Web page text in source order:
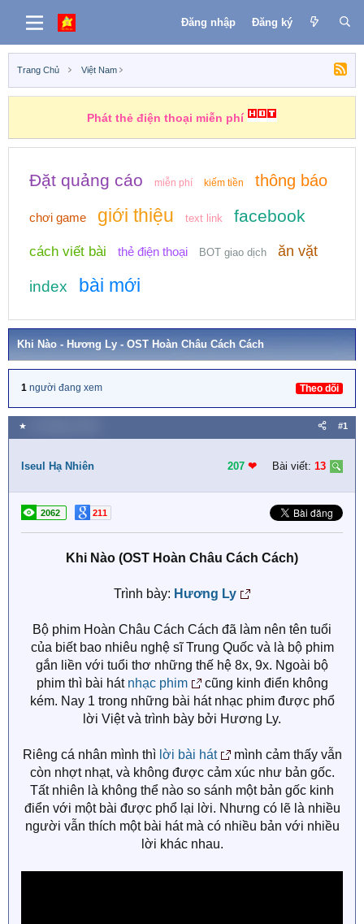
Đăng nhập Đăng ký
Trang Chủ Việt Nam
Phát thẻ điện thoại miễn phí
Đặt quảng cáo miễn phí kiếm tiền thông báo
chơi game giới thiệu text link facebook
cách viết bài thẻ điện thoại BOT giao dịch ăn vặt
index bài mới
Khi Nào - Hương Ly - OST Hoàn Châu Cách Cách
1 người đang xem Theo dõi
★ #1
Iseul Hạ Nhiên 207 ❤︎ Bài viết: 13
2062 211
Khi Nào (OST Hoàn Châu Cách Cách)
Trình bày: Hương Ly
Bộ phim Hoàn Châu Cách Cách đã làm nên tên tuổi
của biết bao nhiêu nghệ sĩ Trung Quốc và là bộ phim
gắn liền với tuổi thơ những thế hệ 8x, 9x. Ngoài bộ
phim thì bài hát nhạc phim
cũng kinh điển không
kém. Nay 1 trong những bài hát nhạc phim được phổ
lời Việt và trình bày bởi Hương Ly.
Riêng cá nhân mình thì lời bài hát
mình cảm thấy vẫn
còn nhợt nhạt, và không được cảm xúc như bản gốc.
Tất nhiên là không thể nào so sánh một bản gốc kinh
điển với một bài được phổ lại lời. Nhưng có lẽ là nhiều
người vẫn thích một bài hát mà có nhiều bản với nhiều
lời khác nhau.